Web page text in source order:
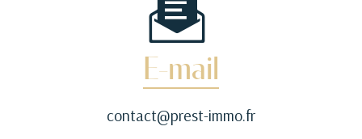
E-mail
contact@prest-immo.fr